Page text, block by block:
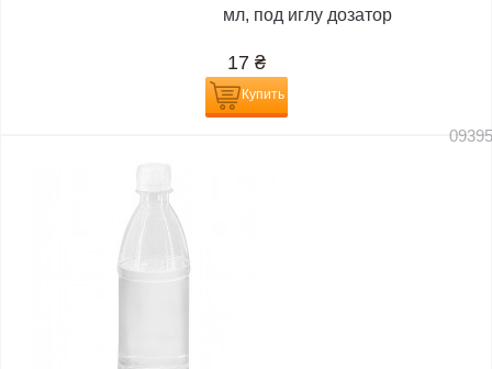
мл, под иглу дозатор
17 ₴
Купить